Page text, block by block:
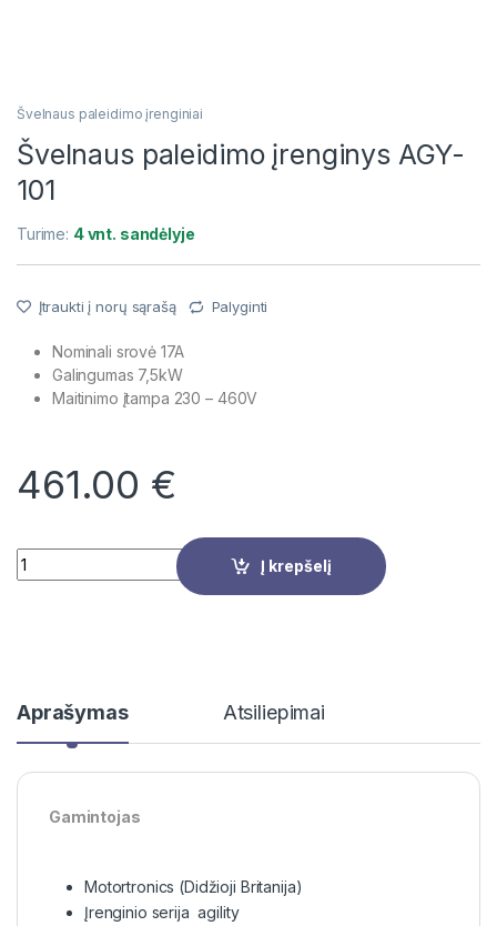
Švelnaus paleidimo įrenginiai
Švelnaus paleidimo įrenginys AGY-
101
Turime: 4 vnt. sandėlyje
Įtraukti į norų sąrašą Palyginti
Nominali srovė 17A
Galingumas 7,5kW
Maitinimo įtampa 230 – 460V
461.00 €
Quantity
Į krepšelį
Aprašymas Atsiliepimai
Gamintojas
Motortronics (Didžioji Britanija)
Įrenginio serija agility